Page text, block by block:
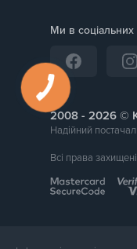
Ми в
2008 - ©
Надійний
Всі права